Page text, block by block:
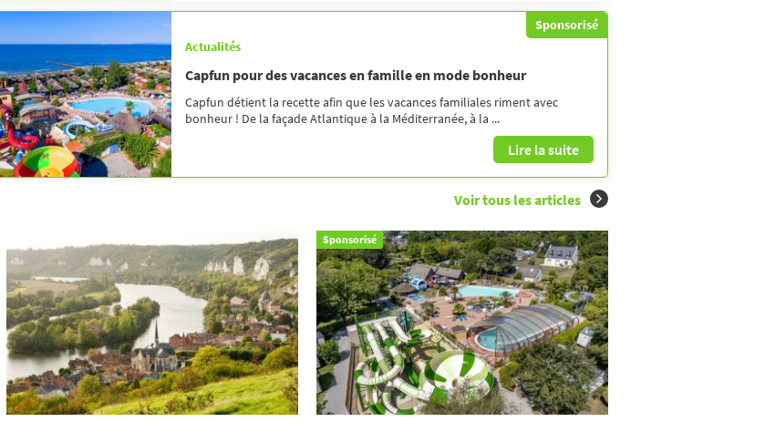
Sponsorisé
Actualités
Capfun pour des vacances en famille en mode bonheur
Capfun détient la recette afin que les vacances familiales riment avec
bonheur ! De la façade Atlantique à la Méditerranée, à la ...
Lire la suite
Voir tous les articles
Sponsorisé